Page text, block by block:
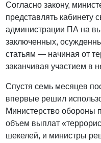
Согласно закону,
представлять кабинету
администрации ПА на
заключенных,
статьям — начиная от
заканчивая участием в
Спустя семь месяцев
впервые решил
Министерство обороны
объем выплат
шекелей, и министры